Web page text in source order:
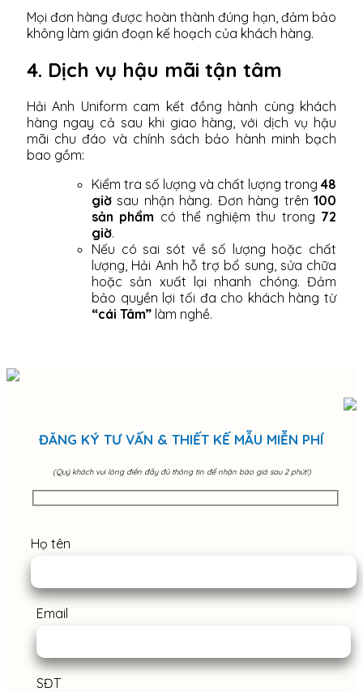
Mọi đơn hàng được hoàn thành đúng hạn, đảm bảo
không làm gián đoạn kế hoạch của khách hàng.
4. Dịch vụ hậu mãi tận tâm
Hải Anh Uniform cam kết đồng hành cùng khách
hàng ngay cả sau khi giao hàng, với dịch vụ hậu
mãi chu đáo và chính sách bảo hành minh bạch
bao gồm:
Kiểm tra số lượng và chất lượng trong 48
giờ sau nhận hàng. Đơn hàng trên 100
sản phẩm có thể nghiệm thu trong 72
giờ.
Nếu có sai sót về số lượng hoặc chất
lượng, Hải Anh hỗ trợ bổ sung, sửa chữa
hoặc sản xuất lại nhanh chóng. Đảm
bảo quyền lợi tối đa cho khách hàng từ
“cái Tâm” làm nghề.
ĐĂNG KÝ TƯ VẤN & THIẾT KẾ MẪU MIỄN PHÍ
(Quý khách vui lòng điền đầy đủ thông tin để nhận báo giá sau 2 phút!)
Họ tên
Email
SĐT